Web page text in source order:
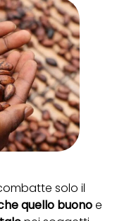
solo il
quello buonoe